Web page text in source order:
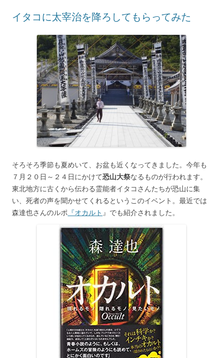
イタコに太宰治を降ろしてもらってみた
そろそろ季節も夏めいて、お盆も近くなってきました。今年も
７月２０日～２４日にかけて恐山大祭なるものが行われます。
東北地方に古くから伝わる霊能者イタコさんたちが恐山に集
い、死者の声を聞かせてくれるというこのイベント。最近では
森達也さんのルポ 『オカルト 』でも紹介されました。